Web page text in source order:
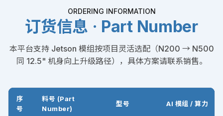
ORDERING INFORMATION
订货信息 · Part Number
本平台支持 Jetson 模组按项目灵活选配（N200 → N500
同 12.5" 机身向上升级路径），具体方案请联系销售。
序
号
料号 (Part
Number)
型号 AI 模组 / 算力